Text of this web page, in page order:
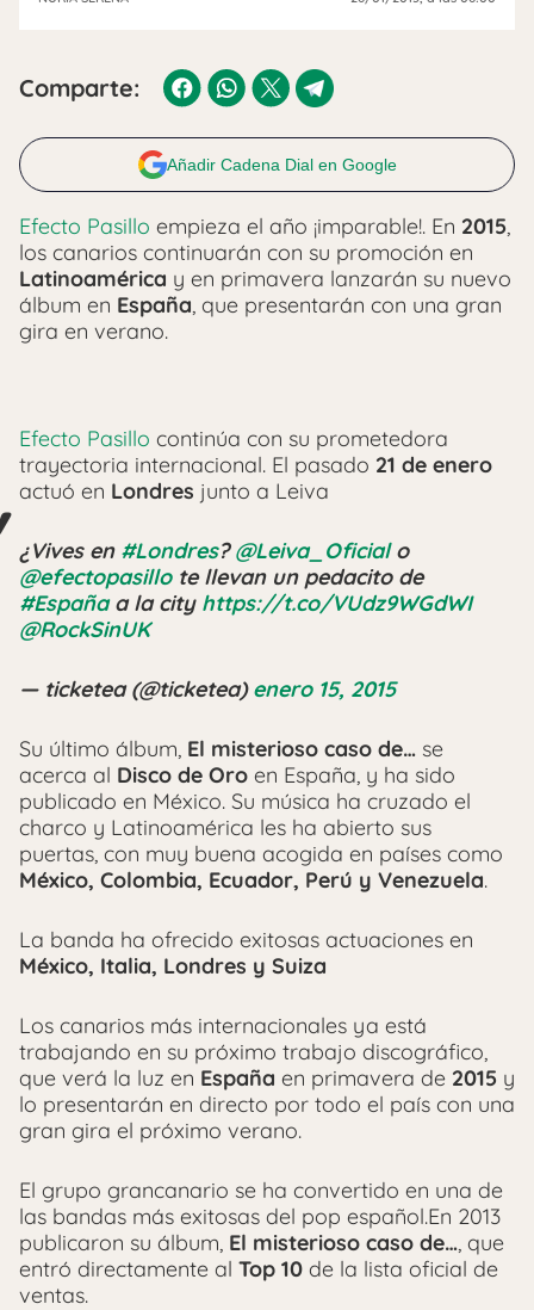
Comparte:
Añadir Cadena Dial en Google
Efecto Pasillo empieza el año ¡imparable!. En 2015,
los canarios continuarán con su promoción en
Latinoamérica y en primavera lanzarán su nuevo
álbum en España, que presentarán con una gran
gira en verano.
Efecto Pasillo continúa con su prometedora
trayectoria internacional. El pasado 21 de enero
actuó en Londres junto a Leiva
¿Vives en #Londres?@Leiva_Oficialo
@efectopasillote llevan un pedacito de
#Españaa la city https://t.co/VUdz9WGdWI
@RockSinUK
— ticketea (@ticketea)enero 15, 2015
Su último álbum, El misterioso caso de… se
acerca al Disco de Oro en España, y ha sido
publicado en México. Su música ha cruzado el
charco y Latinoamérica les ha abierto sus
puertas, con muy buena acogida en países como
México, Colombia, Ecuador, Perú y Venezuela.
La banda ha ofrecido exitosas actuaciones en
México, Italia, Londres y Suiza
Los canarios más internacionales ya está
trabajando en su próximo trabajo discográfico,
que verá la luz en España en primavera de 2015 y
lo presentarán en directo por todo el país con una
gran gira el próximo verano.
El grupo grancanario se ha convertido en una de
las bandas más exitosas del pop español.En 2013
publicaron su álbum, El misterioso caso de…, que
entró directamente al Top 10 de la lista oficial de
ventas.